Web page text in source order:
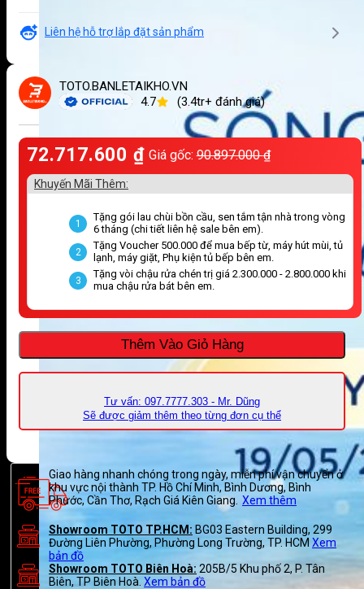
Liên hệ hỗ trợ lắp đặt sản phẩm
TOTO.BANLETAIKHO.VN
4.7
(3.4tr+ đánh giá)
72.717.600 ₫ Giá gốc: 90.897.000₫
Khuyến Mãi Thêm:
1
Tặng gói lau chùi bồn cầu, sen tắm tận nhà trong vòng
6 tháng (chi tiết liên hệ sale bên em).
2
Tặng Voucher 500.000 để mua bếp từ, máy hút mùi, tủ
lạnh, máy giặt, Phụ kiện tủ bếp bên em.
3
Tặng vòi chậu rửa chén trị giá 2.300.000 - 2.800.000 khi
mua chậu rửa bát bên em.
Thêm Vào Giỏ Hàng
Tư vấn: 097.7777.303 - Mr. Dũng
Sẽ được giảm thêm theo từng đơn cụ thể
Giao hàng nhanh chóng trong ngày, miễn phí vận chuyển ở
khu vực nội thành TP. Hồ Chí Minh, Bình Dương, Bình
Phước, Cần Thơ, Rạch Giá Kiên Giang. Xem thêm
Showroom TOTO TP.HCM: BG03 Eastern Building, 299
Đường Liên Phường, Phường Long Trường, TP. HCM Xem
bản đồ
Showroom TOTO Biên Hoà: 205B/5 Khu phố 2, P. Tân
Biên, TP Biên Hoà. Xem bản đồ